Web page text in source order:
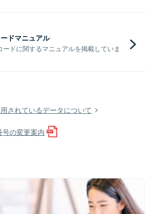
ドマニュアル
ドに関するマニュアルを掲載していま
されているデータについて
の変更案内